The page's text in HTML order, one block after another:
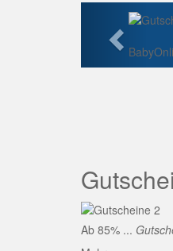
Ab 85% ...